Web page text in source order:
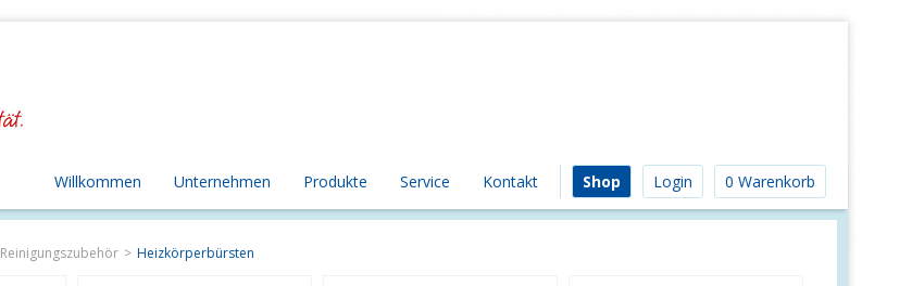
Willkommen Unternehmen Produkte Service Kontakt Shop Login 0 Warenkorb
Reinigungszubehör Heizkörperbürsten